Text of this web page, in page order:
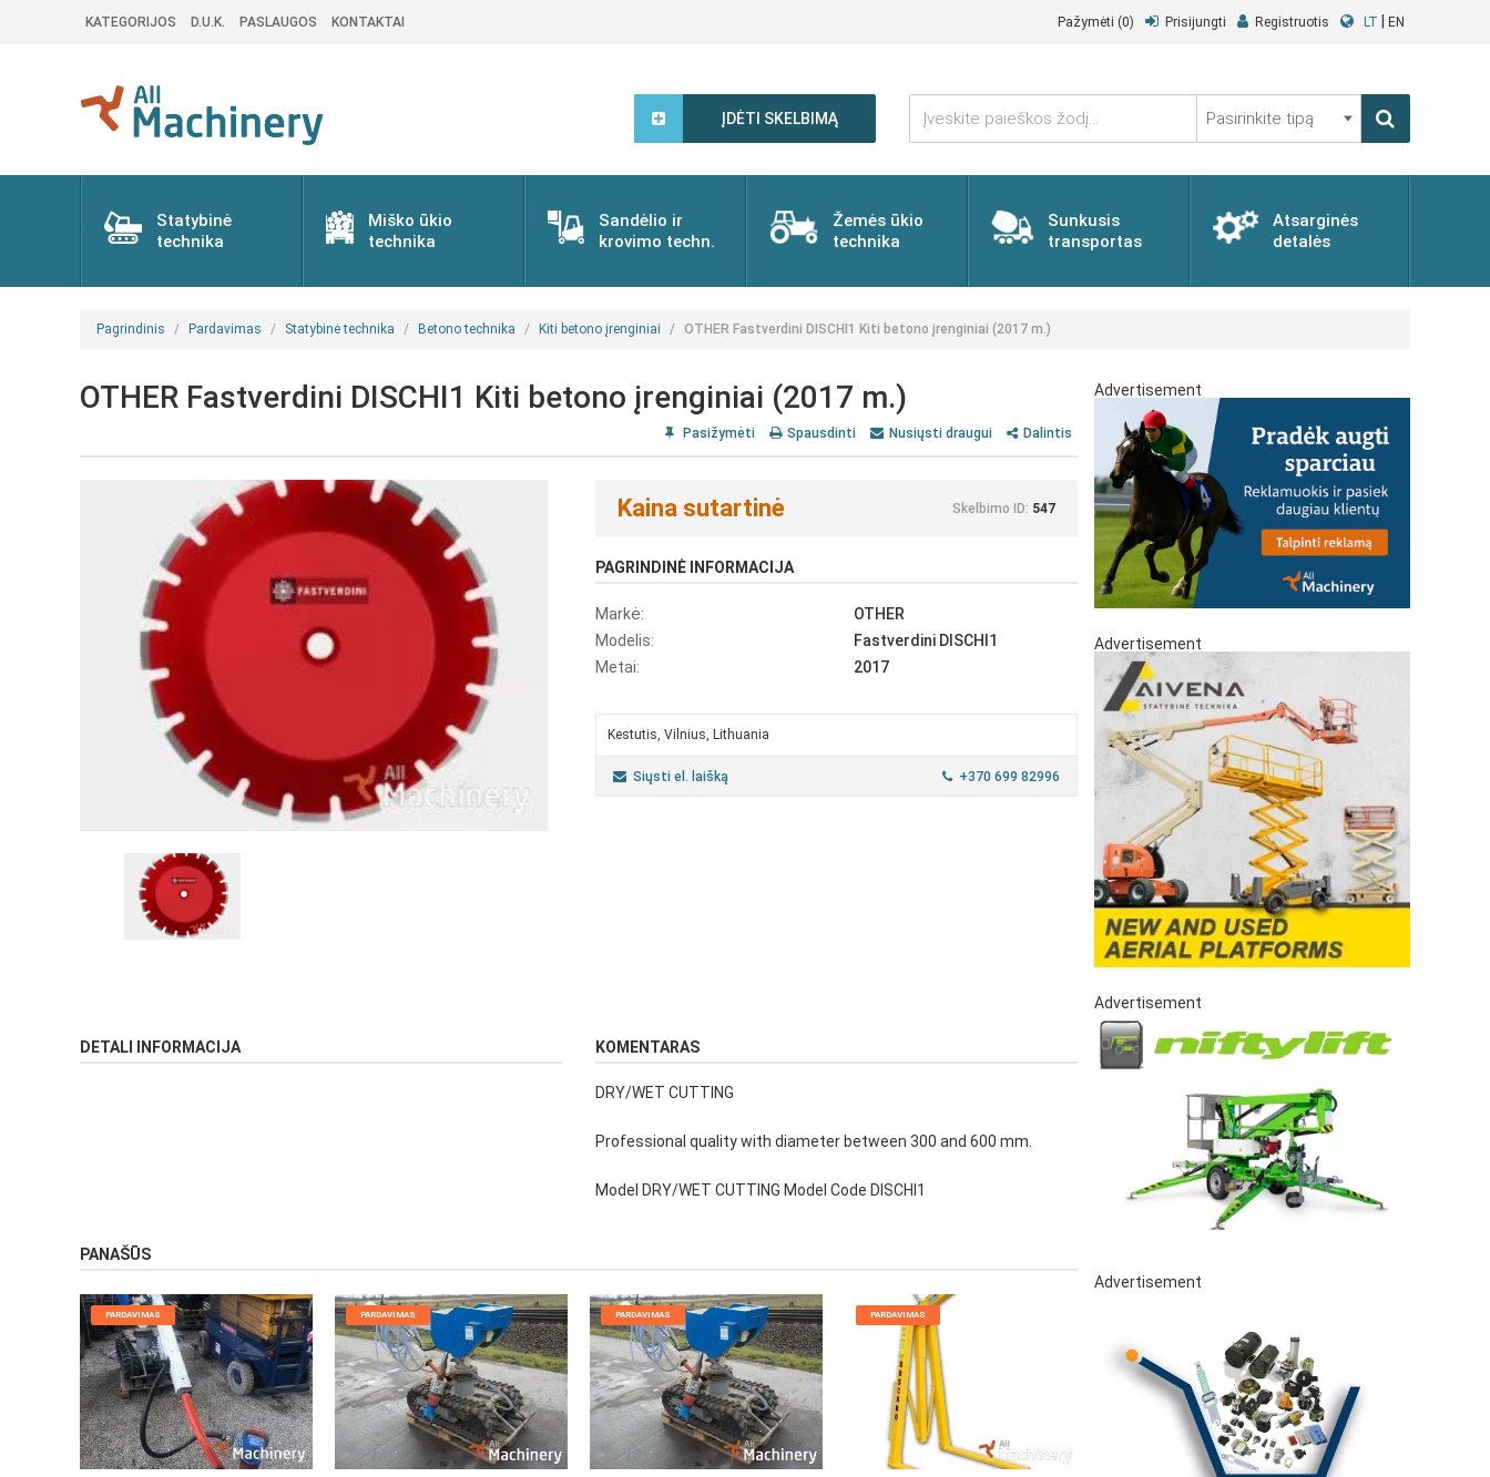
KATEGORIJOS D.U.K. PASLAUGOS KONTAKTAI Pažymėti (0) Prisijungti Registruotis LT EN
ĮDĖTI SKELBIMĄ
Įveskite
paieškos
žodį...
Pasirinkite
tipą
Statybinė
technika
Miško ūkio
technika
Sandėlio ir
krovimo techn.
Žemės ūkio
technika
Sunkusis
transportas
Atsarginės
detalės
Pagrindinis Pardavimas Statybinė technika Betono technika Kiti betono įrenginiai OTHER Fastverdini DISCHI1 Kiti betono įrenginiai (2017 m.)
OTHER Fastverdini DISCHI1 Kiti betono įrenginiai (2017 m.)
Pasižymėti Spausdinti Nusiųsti draugui Dalintis
Kaina sutartinė Skelbimo ID: 547
PAGRINDINĖ INFORMACIJA
Markė:
OTHER
Modelis:
Fastverdini DISCHI1
Metai:
2017
Kestutis, Vilnius, Lithuania
Siųsti el. laišką +370 699 82996
DETALI INFORMACIJA KOMENTARAS
DRY/WET CUTTING
Professional quality with diameter between 300 and 600 mm.
Model DRY/WET CUTTING Model Code DISCHI1
PANAŠŪS
PARDAVIMAS PARDAVIMAS PARDAVIMAS PARDAVIMAS
Advertisement
Advertisement
Advertisement
Advertisement